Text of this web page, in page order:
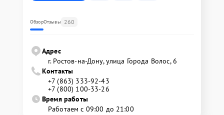
ОбзорОтзывы 260
Адрес
г. Ростов-на-Дону, улица Города Волос, 6
Контакты
+7 (863) 333-92-43
+7 (800) 100-33-26
Время работы
Работаем с 09:00 до 21:00